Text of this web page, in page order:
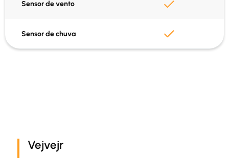
GPS incorporado
Dados em Vejvejr
Sensor de vento
Sensor de chuva
Vejvejr